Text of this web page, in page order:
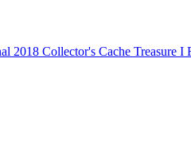
2018 Collector's Cache Treasure I